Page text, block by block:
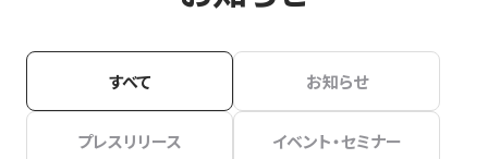
すべて お知らせ
プレスリリース イベント・セミナー